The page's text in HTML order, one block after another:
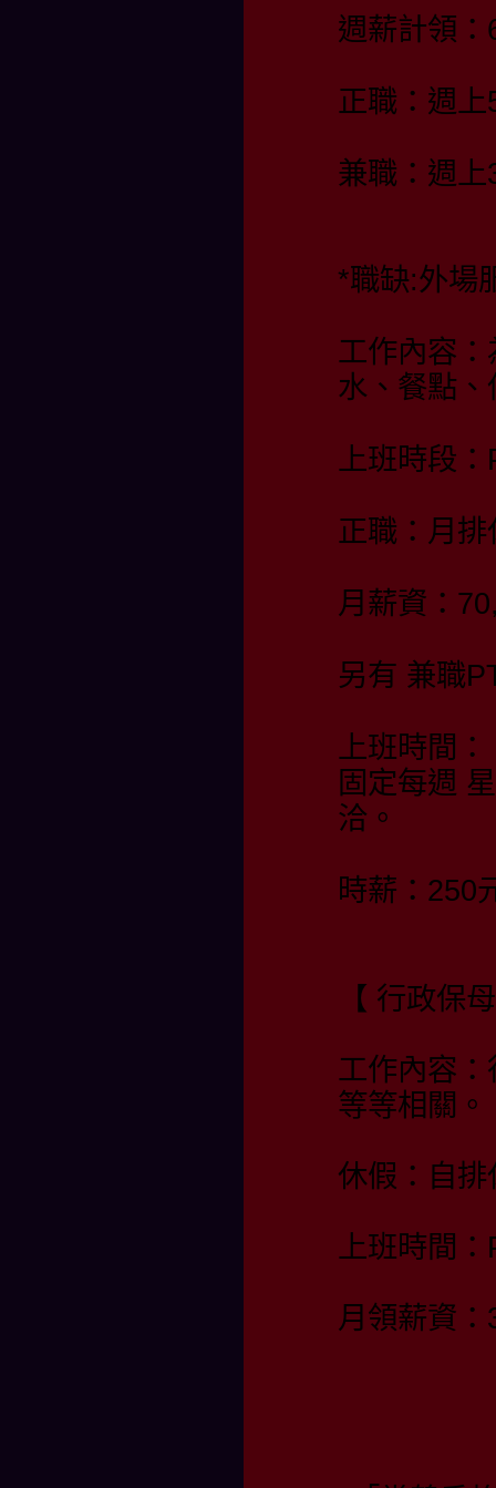
週薪計領
正職：週
兼職：週
*職缺:外場
工作內容
水、餐點
上班時段
正職：月
月薪資：
另有 兼職
上班時間：
固定每週
洽。
時薪：250
【 行政保
工作內容
等等相關。
休假：自
上班時間
月領薪資